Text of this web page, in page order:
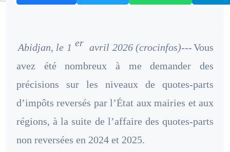
Abidjan, le 1 er avril 2026 (crocinfos)---Vous
avez été nombreux à me demander des
précisions sur les niveaux de quotes-parts
d’impôts reversés par l’État aux mairies et aux
régions, à la suite de l’affaire des quotes-parts
non reversées en 2024 et 2025.